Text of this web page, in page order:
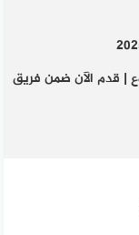
| قدم الآن ضمن فريق